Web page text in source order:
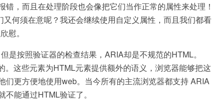
，而且在处理阶段也会像把它们当作正常的属性来处理！
何须在意呢？我还会继续使用自定义属性，而且我们都看
慰。
是按照验证器的检查结果，ARIA却是不规范的HTML。
这些元素为HTML元素提供额外的语义，浏览器能够把这
更方便地使用web。当今所有的主流浏览器都支持 ARIA
能通过HTML验证了。